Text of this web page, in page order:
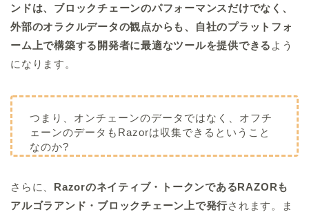
ンドは、ブロックチェーンのパフォーマンスだけでなく、
外部のオラクルデータの観点からも、自社のプラットフォ
ーム上で構築する開発者に最適なツールを提供できる よう
になります。
つまり、オンチェーンのデータではなく、オフチ
ェーンのデータもRazorは収集できるということ
なのか?
さらに、 Razorのネイティブ・トークンであるRAZORも
アルゴラアンド・ブロックチェーン上で発行されます。ま